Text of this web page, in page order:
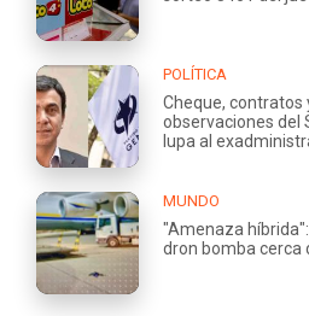
POLÍTICA
Cheque, contratos
observaciones del
lupa al
MUNDO
"Amenaza
dron bomba cerca